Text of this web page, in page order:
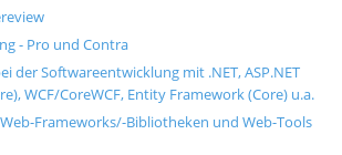
- Pro und Contra
der Softwareentwicklung mit .NET, ASP.NET
WCF/CoreWCF, Entity Framework (Core) u.a.
Frameworks/-Bibliotheken und Web-Tools